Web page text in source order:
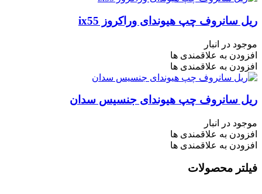
ریل سانروف چپ هیوندای وراکروز ix55
موجود در انبار
افزودن به علاقمندی ها
افزودن به علاقمندی ها
ریل سانروف چپ هیوندای جنسیس سدان
موجود در انبار
افزودن به علاقمندی ها
افزودن به علاقمندی ها
فیلتر محصولات